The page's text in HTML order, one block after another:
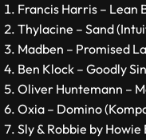
Francis Harris – Lean
Thylacine – Sand
Madben – Promised
Ben Klock – Goodly
Oliver Huntemann –
Oxia – Domino
Sly & Robbie by